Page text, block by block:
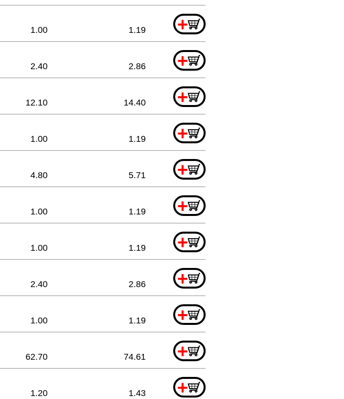
+
1.00 1.19
+
2.40 2.86
+
12.10 14.40
+
1.00 1.19
+
4.80 5.71
+
1.00 1.19
+
1.00 1.19
+
2.40 2.86
+
1.00 1.19
+
62.70 74.61
+
1.20 1.43